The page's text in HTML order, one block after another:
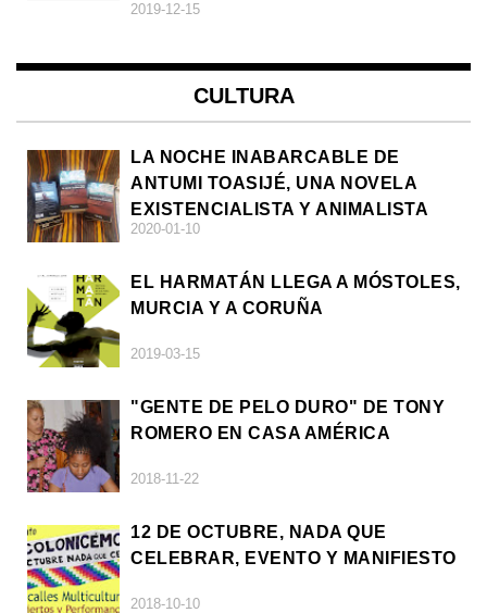
2019-12-15
CULTURA
LA NOCHE INABARCABLE DE
ANTUMI TOASIJÉ, UNA NOVELA
EXISTENCIALISTA Y ANIMALISTA
2020-01-10
EL HARMATÁN LLEGA A MÓSTOLES,
MURCIA Y A CORUÑA
2019-03-15
"GENTE DE PELO DURO" DE TONY
ROMERO EN CASA AMÉRICA
2018-11-22
12 DE OCTUBRE, NADA QUE
CELEBRAR, EVENTO Y MANIFIESTO
2018-10-10